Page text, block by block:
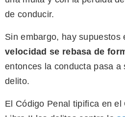
de conducir.
Sin embargo, hay supuestos
velocidad se rebasa de
entonces la conducta pasa a
delito.
El Código Penal tipifica en el